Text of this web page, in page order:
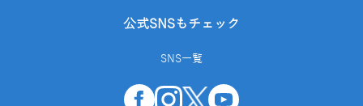
公式SNSもチェック
SNS一覧